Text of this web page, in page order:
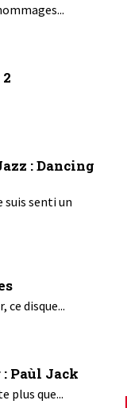
: Dancing
suis senti un
ce disque...
Paùl Jack
plus que...